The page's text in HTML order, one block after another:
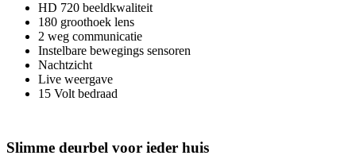
HD 720 beeldkwaliteit
180 groothoek lens
2 weg communicatie
Instelbare bewegings sensoren
Nachtzicht
Live weergave
15 Volt bedraad
Slimme deurbel voor ieder huis